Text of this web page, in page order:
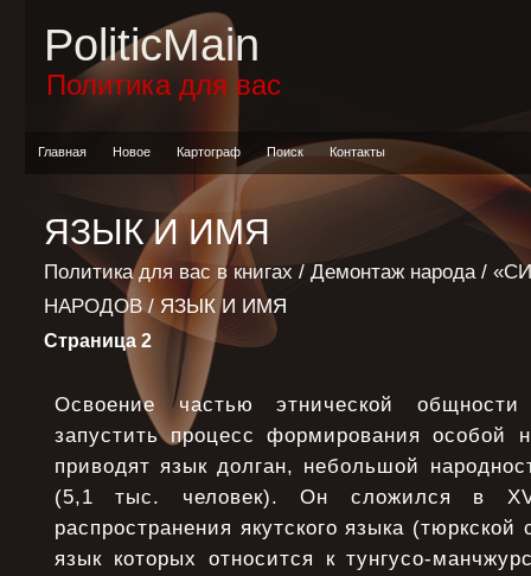
PoliticMain
Политика для вас
Главная Новое Картограф Поиск Контакты
ЯЗЫК И ИМЯ
Политика для вас в книгах / Демонтаж народа/
НАРОДОВ/ ЯЗЫК И ИМЯ
Страница 2
Освоение частью этнической
запустить процесс формирования особой
приводят язык долган, небольшой
(5,1 тыс. человек). Он сложился в
распространения якутского языка
язык которых относится к тунгусо-